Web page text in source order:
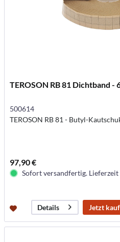
TEROSON RB 81 Dichtband -
500614
TEROSON RB 81 - Butyl-
97,90 €
Sofort versandfertig. Lieferzeit
Details Jetzt